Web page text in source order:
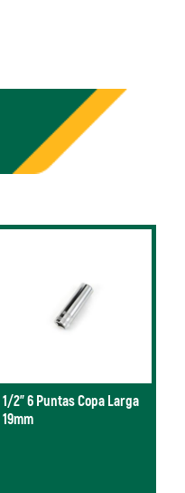
1/2" 6 Puntas Copa Larga
19mm